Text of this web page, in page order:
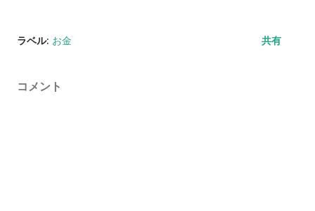
ラベル: お金 共有
コメント